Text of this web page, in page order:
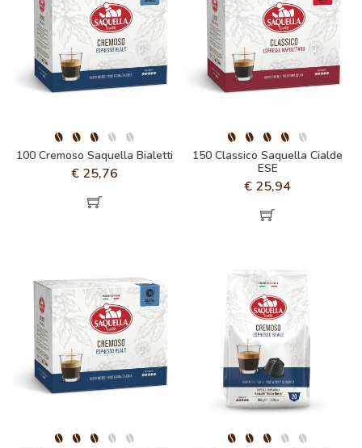
100 Cremoso Saquella Bialetti
€ 25,76
150 Classico Saquella Cialde
ESE
€ 25,94